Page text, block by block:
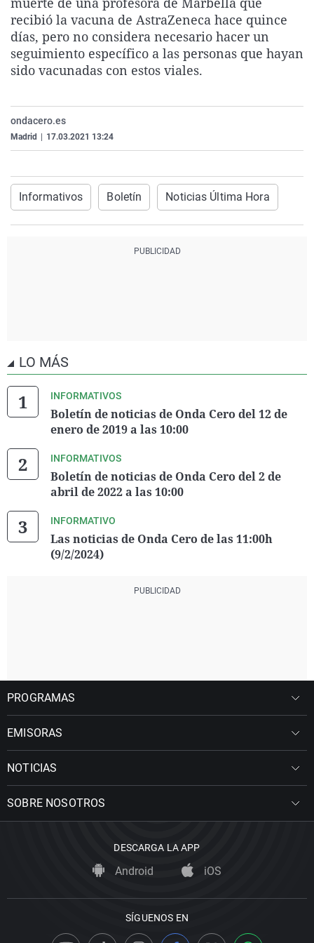
La rosa de los vientos
Gente viajera
Como el perro y el
Caso
Retornados
Equipo de
Extremadura
Galicia
La Rioja
País Vasco
Virales
Televisión
Elecciones
recibió la vacuna de AstraZeneca hace quince
días, pero no considera necesario hacer un
seguimiento específico a las personas que hayan
sido vacunadas con estos viales.
ondacero.es
Madrid 17.03.2021 13:24
Informativos Boletín Noticias Última Hora
LO MÁS
INFORMATIVOS
Boletín de noticias de Onda Cero del 12 de
enero de 2019 a las 10:00
INFORMATIVOS
Boletín de noticias de Onda Cero del 2 de
abril de 2022 a las 10:00
INFORMATIVO
Las noticias de Onda Cero de las 11:00h
(9/2/2024)
PROGRAMAS
EMISORAS
NOTICIAS
SOBRE NOSOTROS
DESCARGA LA APP
Android iOS
SÍGUENOS EN